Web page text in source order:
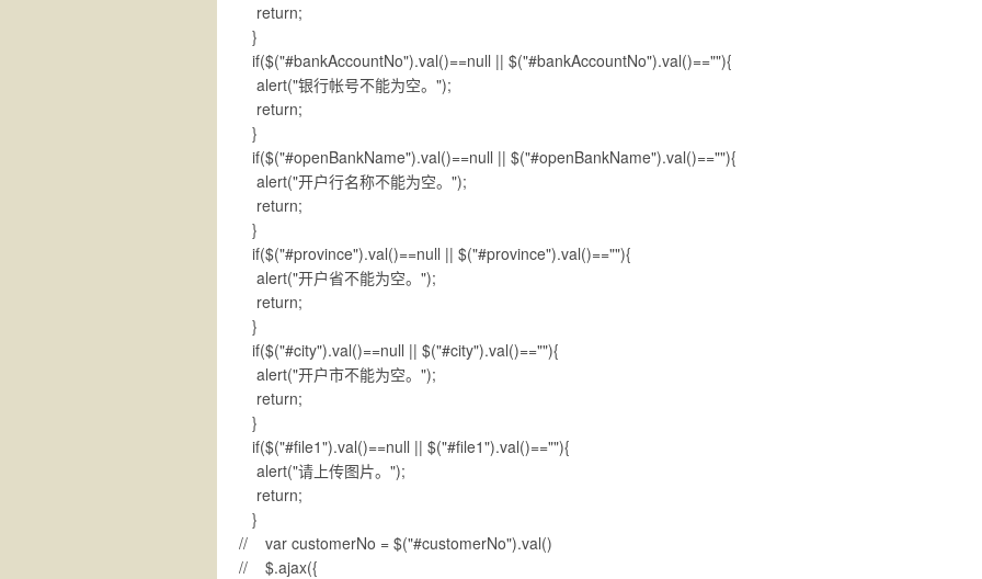
return;
}
if($("#bankAccountNo").val()==null || $("#bankAccountNo").val()==""){
alert("银行帐号不能为空。");
return;
}
if($("#openBankName").val()==null || $("#openBankName").val()==""){
alert("开户行名称不能为空。");
return;
}
if($("#province").val()==null || $("#province").val()==""){
alert("开户省不能为空。");
return;
}
if($("#city").val()==null || $("#city").val()==""){
alert("开户市不能为空。");
return;
}
if($("#file1").val()==null || $("#file1").val()==""){
alert("请上传图片。");
return;
}
// var customerNo = $("#customerNo").val()
// $.ajax({